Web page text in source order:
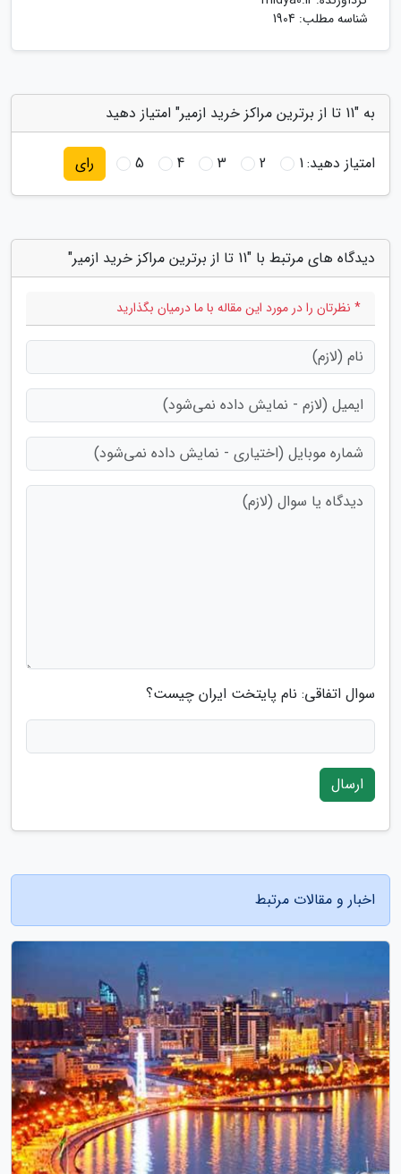
شناسه مطلب: 1904
به "11 تا از برترین مراکز خرید ازمیر" امتیاز دهید
امتیاز دهید:1
2
3
4
5 رای
دیدگاه های مرتبط با "11 تا از برترین مراکز خرید ازمیر"
* نظرتان را در مورد این مقاله با ما درمیان بگذارید
سوال اتفاقی: نام پایتخت ایران چیست؟
ارسال
اخبار و مقالات مرتبط